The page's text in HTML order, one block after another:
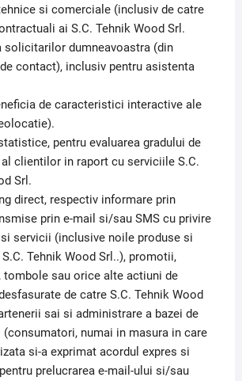
si comerciale (inclusiv de catre
ai S.C. Tehnik Wood Srl.
solicitarilor dumneavoastra (din
contact), inclusiv pentru asistenta
de caracteristici interactive ale
pentru evaluarea gradului de
clientilor in raport cu serviciile S.C.
Srl.
direct, respectiv informare prin
prin e-mail si/sau SMS cu privire
si servicii (inclusive noile produse si
Tehnik Wood Srl..), promotii,
tombole sau orice alte actiuni de
de catre S.C. Tehnik Wood
sai si administrare a bazei de
numai in masura in care
si-a exprimat acordul expres si
prelucrarea e-mail-ului si/sau